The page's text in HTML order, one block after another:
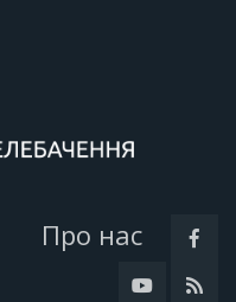
Про нас